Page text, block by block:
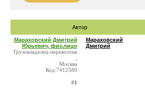
Автор
Мараховский Дмитрий
Юрьевич, физ.лицо
Грузовладелец-перевозчик
Москва
Код:7412580
#1
Мараховский
Дмитрий